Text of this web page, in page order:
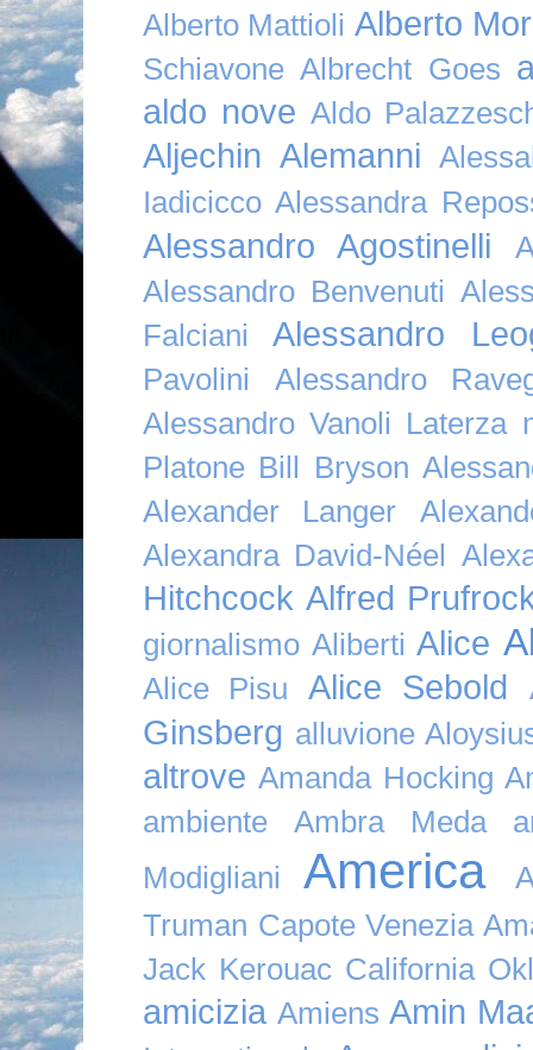
Alberto Mattioli Alberto
Schiavone Albrecht Goes
aldo nove Aldo
Aljechin Alemanni
Iadicicco Alessandra
Alessandro Agostinelli
Alessandro Benvenuti
Falciani
Alessandro
Pavolini
Alessandro
Alessandro Vanoli Laterza
Platone Bill Bryson
Alexander Langer
Alexandra David-Néel
Hitchcock Alfred
giornalismo Aliberti Alice
Alice Pisu Alice Sebold
Ginsberg alluvione
altrove Amanda Hocking
ambiente
Ambra Meda
Modigliani
America
Truman Capote Venezia
Jack Kerouac California
amicizia Amiens Amin